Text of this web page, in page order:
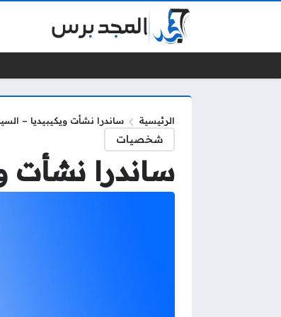
الرئيسية ساندرا نشأت ويكيبيديا –
شخصيات
ساندرا نشأت